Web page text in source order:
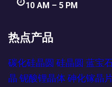
10 AM – 5 PM
热点产品
碳化硅晶圆 硅晶圆 蓝宝
晶 铌酸锂晶体 砷化镓晶